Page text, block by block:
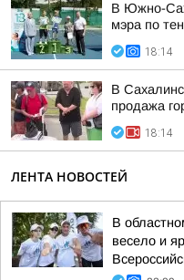
В Южно-
мэра по
18:14
В
продажа
18:14
ЛЕНТА НОВОСТЕЙ
В
весело и